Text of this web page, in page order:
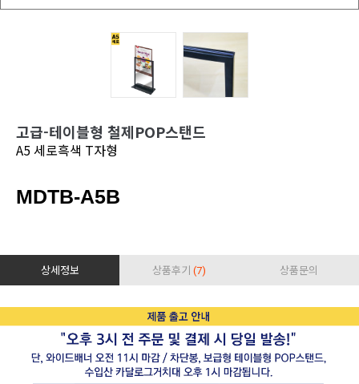
고급-테이블형 철제POP스탠드
A5 세로흑색 T자형
MDTB-A5B
상세정보 상품후기 (7) 상품문의